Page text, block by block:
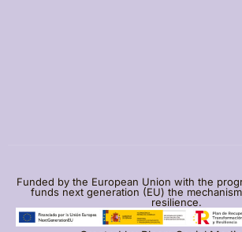
Funded by the European Union with the
funds next generation (EU) the
resilience.